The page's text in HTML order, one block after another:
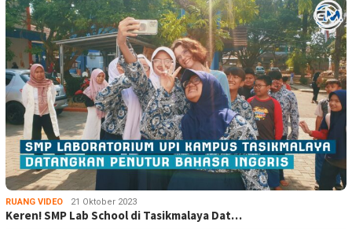
RUANG VIDEO 21 Oktober 2023
Keren! SMP Lab School di Tasikmalaya Dat…